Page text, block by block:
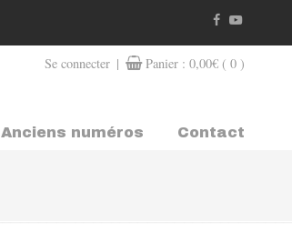
Se connecter | Panier : 0,00€ ( 0 )
Anciens numéros Contact